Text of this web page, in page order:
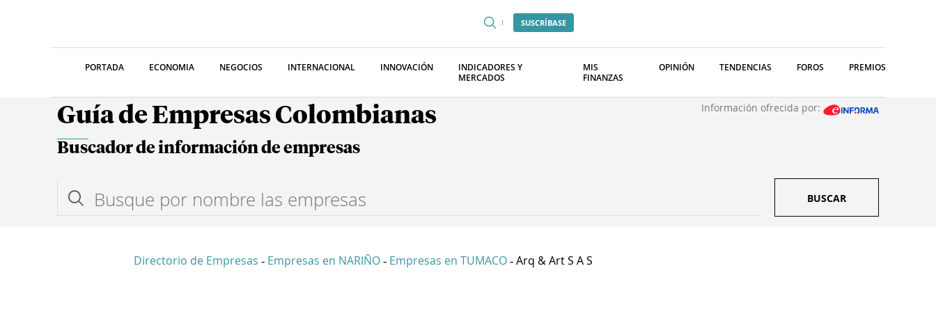
SUSCRÍBASE
PORTADA ECONOMIA NEGOCIOS INTERNACIONAL INNOVACIÓN
INDICADORES Y
MERCADOS
MIS
FINANZAS
OPINIÓN TENDENCIAS FOROS PREMIOS
Guía de Empresas Colombianas Información ofrecida por:
Buscador de información de empresas
BUSCAR
Directorio de Empresas - Empresas en NARIÑO - Empresas en TUMACO - Arq & Art S A S